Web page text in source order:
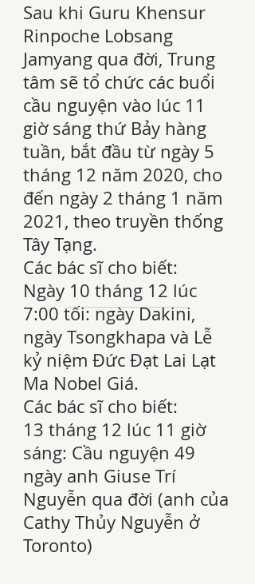
Sau khi Guru Khensur
Rinpoche Lobsang
Jamyang qua đời, Trung
tâm sẽ tổ chức các buổi
cầu nguyện vào lúc 11
giờ sáng thứ Bảy hàng
tuần, bắt đầu từ ngày 5
tháng 12 năm 2020, cho
đến ngày 2 tháng 1 năm
2021, theo truyền thống
Tây Tạng.
Các bác sĩ cho biết:
Ngày 10 tháng 12 lúc
7:00 tối: ngày Dakini,
ngày Tsongkhapa và Lễ
kỷ niệm Đức Đạt Lai Lạt
Ma Nobel Giá.
Các bác sĩ cho biết:
13 tháng 12 lúc 11 giờ
sáng: Cầu nguyện 49
ngày anh Giuse Trí
Nguyễn qua đời (anh của
Cathy Thủy Nguyễn ở
Toronto)